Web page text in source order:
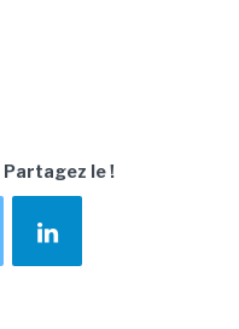
Partagez le !